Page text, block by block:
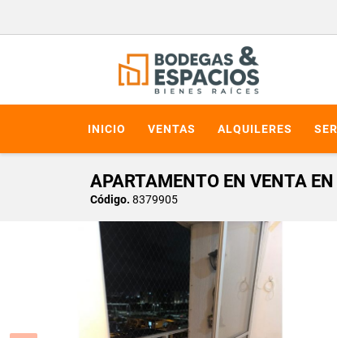
INICIO VENTAS ALQUILERES
APARTAMENTO EN VENTA
Código. 8379905